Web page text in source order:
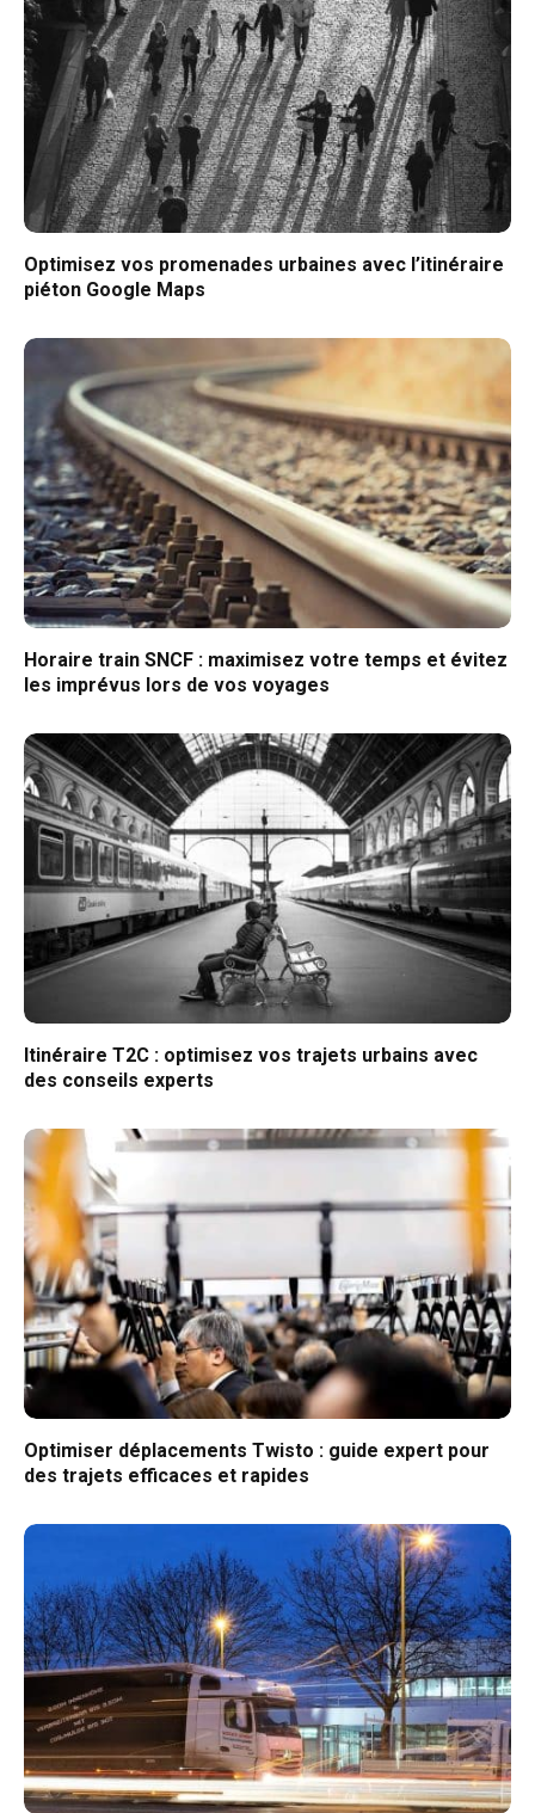
Optimisez vos promenades urbaines avec l’itinéraire
piéton Google Maps
Horaire train SNCF : maximisez votre temps et évitez
les imprévus lors de vos voyages
Itinéraire T2C : optimisez vos trajets urbains avec
des conseils experts
Optimiser déplacements Twisto : guide expert pour
des trajets efficaces et rapides